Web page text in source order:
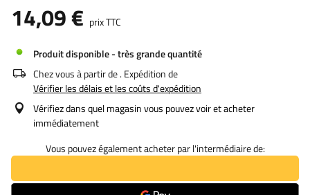
14,09 € prix TTC
Produit disponible - très grande quantité
Chez vous à partir de. Expédition de
Vérifier les délais et les coûts d'expédition
Vérifiez dans quel magasin vous pouvez voir et acheter
immédiatement
Vous pouvez également acheter par l'intermédiaire de: